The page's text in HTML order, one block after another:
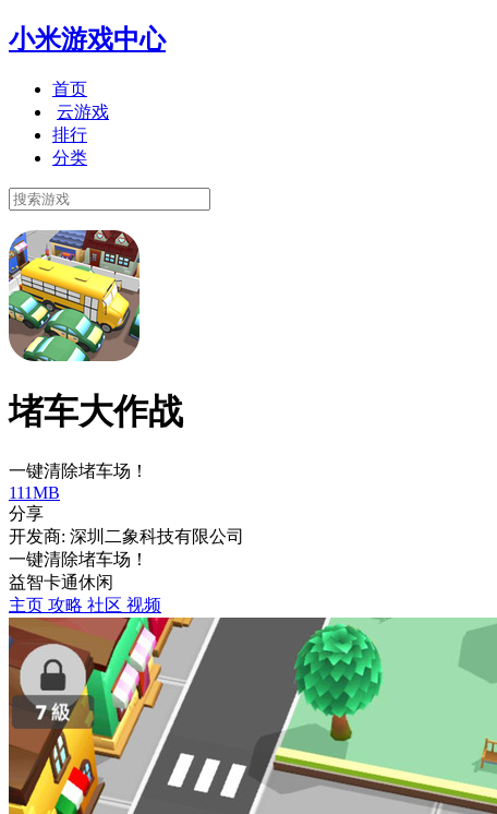
小米游戏中心
首页
云游戏
排行
分类
堵车大作战
一键清除堵车场！
111MB
分享
开发商: 深圳二象科技有限公司
一键清除堵车场！
益智卡通休闲
主页 攻略 社区 视频